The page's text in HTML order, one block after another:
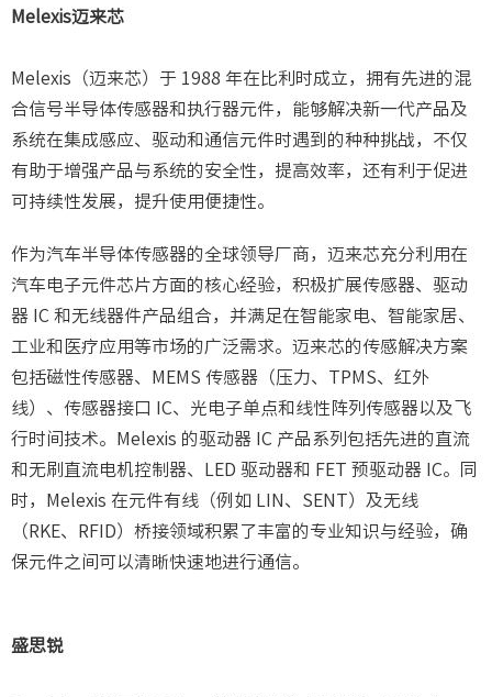
Melexis迈来芯
Melexis（迈来芯）于 1988 年在比利时成立，拥有先进的混
合信号半导体传感器和执行器元件，能够解决新一代产品及
系统在集成感应、驱动和通信元件时遇到的种种挑战，不仅
有助于增强产品与系统的安全性，提高效率，还有利于促进
可持续性发展，提升使用便捷性。
作为汽车半导体传感器的全球领导厂商，迈来芯充分利用在
汽车电子元件芯片方面的核心经验，积极扩展传感器、驱动
器 IC 和无线器件产品组合，并满足在智能家电、智能家居、
工业和医疗应用等市场的广泛需求。迈来芯的传感解决方案
包括磁性传感器、MEMS 传感器（压力、TPMS、红外
线）、传感器接口 IC、光电子单点和线性阵列传感器以及飞
行时间技术。Melexis 的驱动器 IC 产品系列包括先进的直流
和无刷直流电机控制器、LED 驱动器和 FET 预驱动器 IC。同
时，Melexis 在元件有线（例如 LIN、SENT）及无线
（RKE、RFID）桥接领域积累了丰富的专业知识与经验，确
保元件之间可以清晰快速地进行通信。
盛思锐